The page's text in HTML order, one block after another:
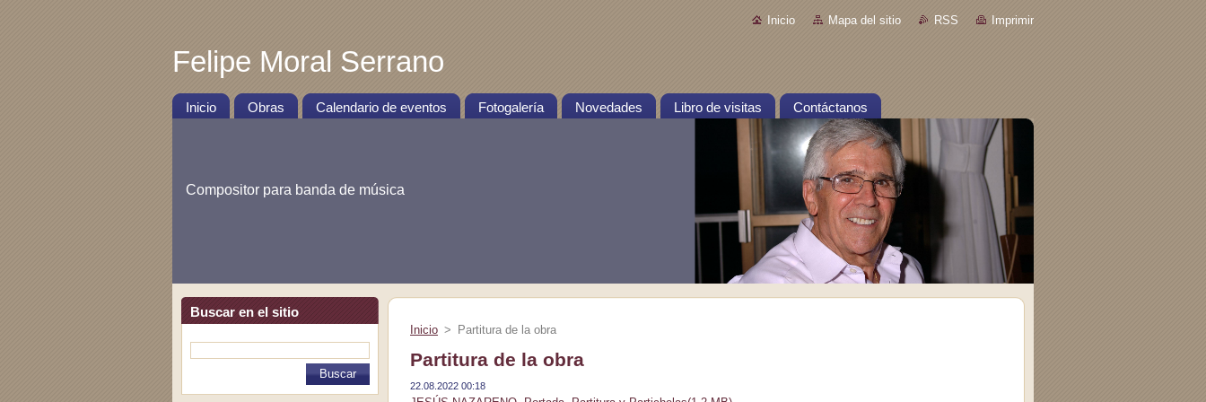
Inicio Mapa del sitio RSS Imprimir
Felipe Moral Serrano
Inicio Obras Calendario de eventos Fotogalería Novedades Libro de visitas Contáctanos
Compositor para banda de música
Buscar en el sitio
Inicio > Partitura de la obra
Partitura de la obra
22.08.2022 00:18